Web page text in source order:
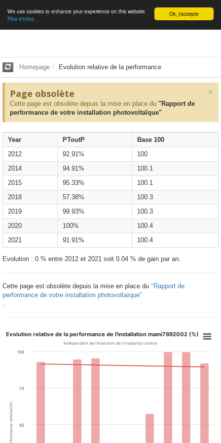
English Ok, j'accepte
We use cookies to enhance your experience on this website
Plus d'infos.
Homepage Evolution relative de la performance
×
Page obsolète
Cette page est obsolète depuis la mise en place du "Rapport de
performance de votre installation photovoltaïque".
Year PToutP
Base 100
2012
92.91%
100
2014
94.91%
100.1
2015
95.33%
100.1
2018
57.38%
100.3
2019
99.93%
100.3
2020
100%
100.4
2021
91.91% 100.4
Evolution : 0 % entre 2012 et 2021 soit 0.04 % de gain par an.
Cette page est obsolète depuis la mise en place du "Rapport de
performance de votre installation photovoltaïque"
Performance relative(%)
Evolution relative de la performance de l'installation mami7892002 (%)
Indépendant de l'évolution de l'irradiation solaire
50
75
100